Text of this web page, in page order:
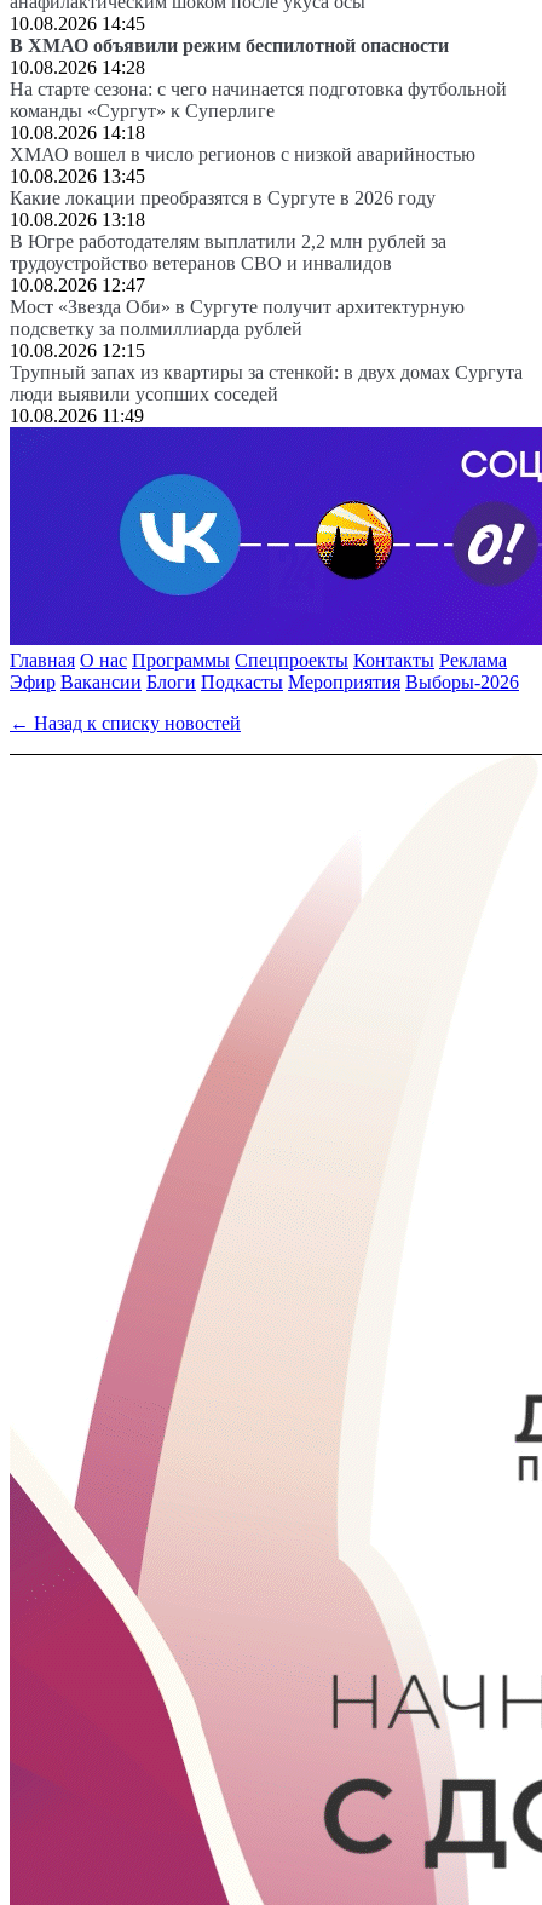
10.08.2026 14:45
В ХМАО объявили режим беспилотной опасности
10.08.2026 14:28
На старте сезона: с чего начинается подготовка футбольной
команды «Сургут» к Суперлиге
10.08.2026 14:18
ХМАО вошел в число регионов с низкой аварийностью
10.08.2026 13:45
Какие локации преобразятся в Сургуте в 2026 году
10.08.2026 13:18
В Югре работодателям выплатили 2,2 млн рублей за
трудоустройство ветеранов СВО и инвалидов
10.08.2026 12:47
Мост «Звезда Оби» в Сургуте получит архитектурную
подсветку за полмиллиарда рублей
10.08.2026 12:15
Трупный запах из квартиры за стенкой: в двух домах Сургута
люди выявили усопших соседей
10.08.2026 11:49
Главная О нас Программы Спецпроекты Контакты Реклама
Эфир Вакансии Блоги Подкасты Мероприятия Выборы-2026
← Назад к списку новостей